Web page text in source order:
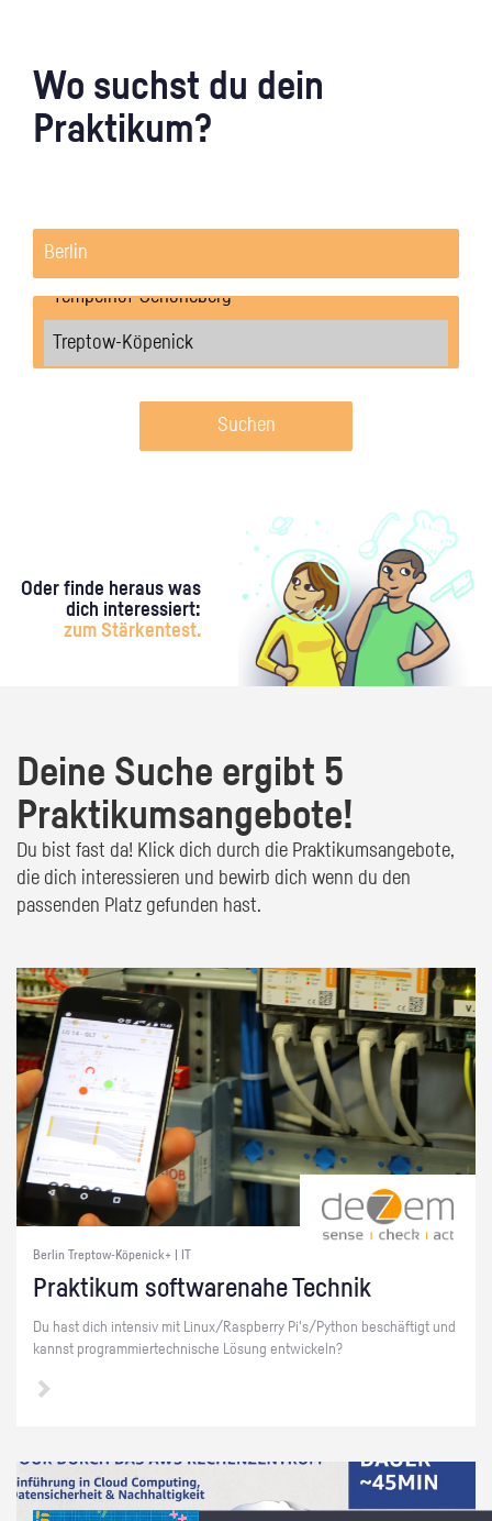
Wo suchst du dein
Praktikum?
Suchen
Oder finde heraus was
dich interessiert:
zum Stärkentest.
Deine Suche ergibt 5
Praktikumsangebote!
Du bist fast da! Klick dich durch die Praktikumsangebote,
die dich interessieren und bewirb dich wenn du den
passenden Platz gefunden hast.
Berlin Treptow-Köpenick+ | IT
Prak­ti­kum soft­ware­na­he Tech­nik
Du hast dich in­ten­siv mit Linux/Raspber­ry Pi's/Py­thon be­schäf­tigt und
kannst pro­gram­mier­tech­ni­sche Lö­sung ent­wi­ckeln?